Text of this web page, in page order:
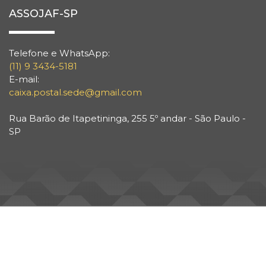
ASSOJAF-SP
Telefone e WhatsApp:
(11) 9 3434-5181
E-mail:
caixa.postal.sede@gmail.com
Rua Barão de Itapetininga, 255 5º andar - São Paulo -
SP